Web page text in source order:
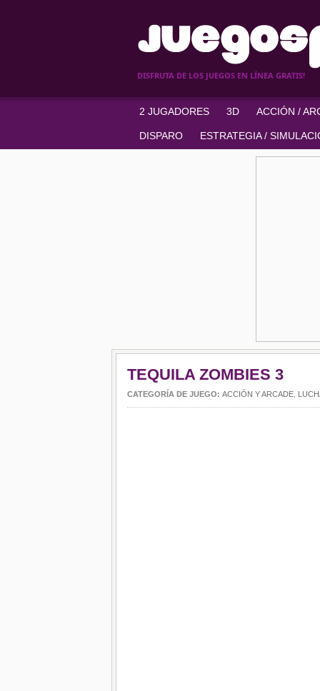
DISFRUTA DE LOS JUEGOS EN LÍNEA GRATIS!
2 JUGADORES 3D ACCIÓN /
DISPARO ESTRATEGIA /
TEQUILA ZOMBIES 3
CATEGORÍA DE JUEGO: ACCIÓN Y ARCADE